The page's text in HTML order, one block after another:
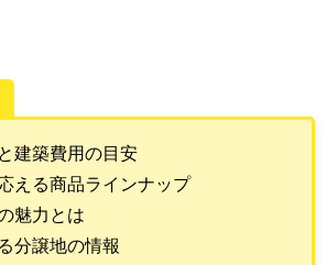
建築費用の目安
える商品ラインナップ
魅力とは
分譲地の情報